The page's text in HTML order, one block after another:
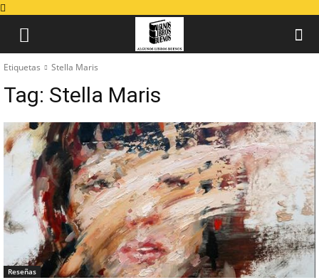
Etiquetas Stella Maris
Tag: Stella Maris
Reseñas